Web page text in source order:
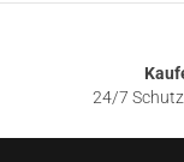
24/7